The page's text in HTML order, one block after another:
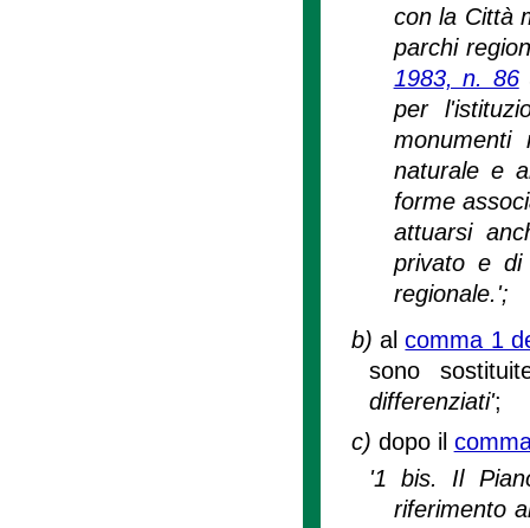
con la Città
parchi
1983, n. 86
per
monumenti
naturale e
forme
attuarsi
privato e di
regionale.';
b)alcomma 1
sono
differenziati';
c) dopo il
'1 bis. Il
riferimento